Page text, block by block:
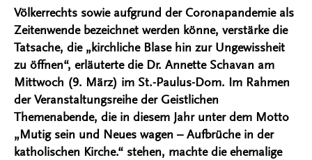
Völkerrechts sowie aufgrund der Coronapandemie als
Zeitenwende bezeichnet werden könne, verstärke die
Tatsache, die „kirchliche Blase hin zur Ungewissheit
zu öffnen“, erläuterte die Dr. Annette Schavan am
Mittwoch (9. März) im St.-Paulus-Dom. Im Rahmen
der Veranstaltungsreihe der Geistlichen
Themenabende, die in diesem Jahr unter dem Motto
„Mutig sein und Neues wagen – Aufbrüche in der
katholischen Kirche.“ stehen, machte die ehemalige